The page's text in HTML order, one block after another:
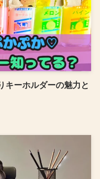
キーホルダーの魅力と